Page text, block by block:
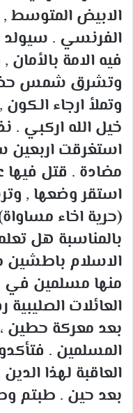
الابيض المتوسط
الفرنسي . سيولد
فيه الامة
وتشرق شمس
وتملأ ارجاء
خيل الله اركبي .
استغرقت اربعين
مضادة . قتل
استقر وضعها ,
(حرية اخاء
بالمناسبة هل
الاسلام باطشين
منها مسلمين في
العائلات
بعد معركة حطين
المسلمين . فتأكدوا
العاقبة لهذا
بعد حين . طبتم